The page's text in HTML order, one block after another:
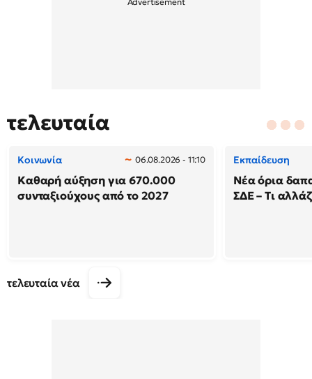
τελευταία
Κοινωνία 06.08.2026 - 11:10
Καθαρή αύξηση για 670.000
συνταξιούχους από το 2027
Εκπαίδευση
Νέα όρια
ΣΔΕ – Τι
τελευταία νέα